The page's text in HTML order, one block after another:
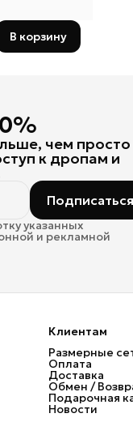
В корзину
чем просто
к дропам и
Подписаться
указанных
и рекламной
Клиентам
Размерные
Оплата
Доставка
Обмен /
Подарочная
Новости